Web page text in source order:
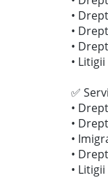
•
•
•
•
✅
•
•
•
•
•